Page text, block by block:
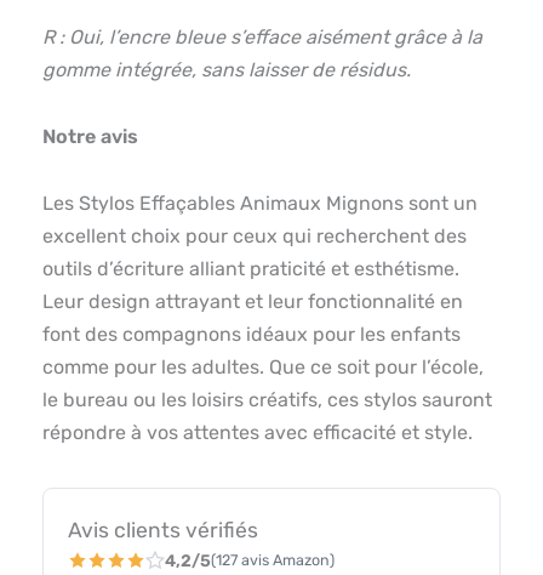
R : Oui, l’encre bleue s’efface aisément grâce à la
gomme intégrée, sans laisser de résidus.
Notre avis
Les Stylos Effaçables Animaux Mignons sont un
excellent choix pour ceux qui recherchent des
outils d’écriture alliant praticité et esthétisme.
Leur design attrayant et leur fonctionnalité en
font des compagnons idéaux pour les enfants
comme pour les adultes. Que ce soit pour l’école,
le bureau ou les loisirs créatifs, ces stylos sauront
répondre à vos attentes avec efficacité et style.
Avis clients vérifiés
4,2/5(127 avis Amazon)